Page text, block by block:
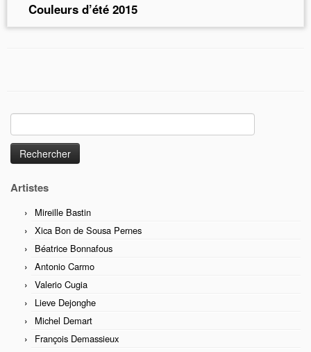
Couleurs d’été 2015
Artistes
Mireille Bastin
Xica Bon de Sousa Pernes
Béatrice Bonnafous
Antonio Carmo
Valerio Cugia
Lieve Dejonghe
Michel Demart
François Demassieux